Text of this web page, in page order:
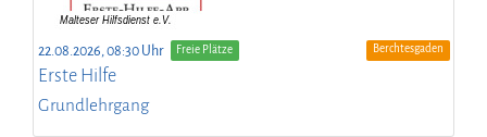
22.08.2026, 08:30 Uhr Freie Plätze Berchtesgaden
Erste Hilfe
Grundlehrgang